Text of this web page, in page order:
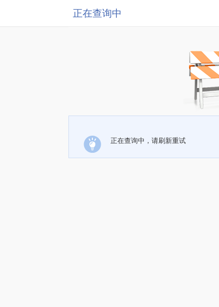
正在查询中
正在查询中，请刷新重试